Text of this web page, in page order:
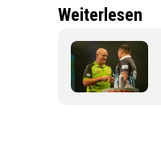
Weiterlesen